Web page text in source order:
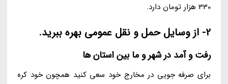
330 هزار تومان دارد.
2- از وسایل حمل و نقل عمومی بهره ببرید.
رفت و آمد در شهر و ما بین استان ها
برای صرفه جویی در مخارج خود سعی کنید همچون خود کره